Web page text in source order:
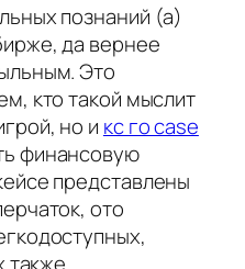
познаний (а)
да вернее
Это
кто такой мыслит
но и кс го case
финансовую
представлены
ото